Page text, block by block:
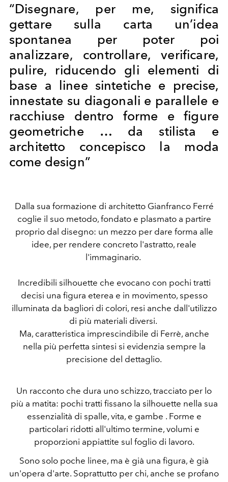
“Disegnare, per me, significa
gettare sulla carta un’idea
spontanea per poter poi
analizzare, controllare, verificare,
pulire, riducendo gli elementi di
base a linee sintetiche e precise,
innestate su diagonali e parallele e
racchiuse dentro forme e figure
geometriche … da stilista e
architetto concepisco la moda
come design”
Dalla sua formazione di architetto Gianfranco Ferré
coglie il suo metodo, fondato e plasmato a partire
proprio dal disegno: un mezzo per dare forma alle
idee, per rendere concreto l'astratto, reale
l'immaginario.
Incredibili silhouette che evocano con pochi tratti
decisi una figura eterea e in movimento, spesso
illuminata da bagliori di colori, resi anche dall'utilizzo
di più materiali diversi.
Ma, caratteristica imprescindibile di Ferrè, anche
nella più perfetta sintesi si evidenzia sempre la
precisione del dettaglio.
Un racconto che dura uno schizzo, tracciato per lo
più a matita: pochi tratti fissano la silhouette nella sua
essenzialità di spalle, vita, e gambe . Forme e
particolari ridotti all'ultimo termine, volumi e
proporzioni appiattite sul foglio di lavoro.
Sono solo poche linee, ma è già una figura, è già
un'opera d'arte. Soprattutto per chi, anche se profano